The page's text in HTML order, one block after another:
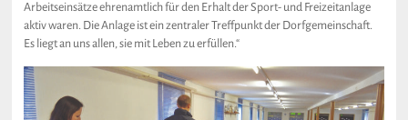
Arbeitseinsätze ehrenamtlich für den Erhalt der Sport- und Freizeitanlage
aktiv waren. Die Anlage ist ein zentraler Treffpunkt der Dorfgemeinschaft.
Es liegt an uns allen, sie mit Leben zu erfüllen.“